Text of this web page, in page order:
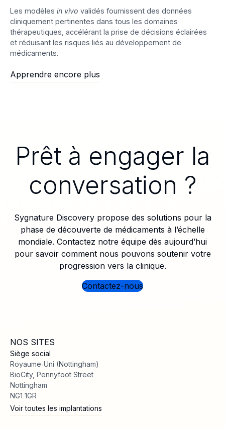
Les modèles in vivo validés fournissent des données
cliniquement pertinentes dans tous les domaines
thérapeutiques, accélérant la prise de décisions éclairées
et réduisant les risques liés au développement de
médicaments.
Apprendre encore plus
Prêt à engager la
conversation ?
Sygnature Discovery propose des solutions pour la
phase de découverte de médicaments à l’échelle
mondiale. Contactez notre équipe dès aujourd’hui
pour savoir comment nous pouvons soutenir votre
progression vers la clinique.
Contactez-nous
NOS SITES
Siège social
Royaume‑Uni (Nottingham)
BioCity, Pennyfoot Street
Nottingham
NG1 1GR
Voir toutes les implantations